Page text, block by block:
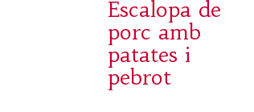
Escalopa de
porc amb
patates i
pebrot